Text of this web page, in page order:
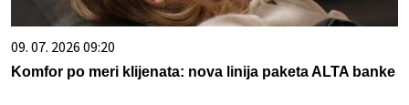
09. 07. 2026 09:20
Komfor po meri klijenata: nova linija paketa ALTA banke